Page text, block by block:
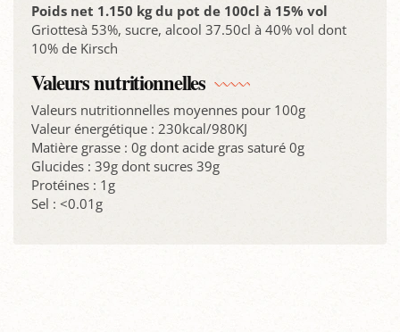
Poids net 1.150 kg du pot de 100cl à 15% vol
Griottesà 53%, sucre, alcool 37.50cl à 40% vol dont
10% de Kirsch
Valeurs nutritionnelles
Valeurs nutritionnelles moyennes pour 100g
Valeur énergétique : 230kcal/980KJ
Matière grasse : 0g dont acide gras saturé 0g
Glucides : 39g dont sucres 39g
Protéines : 1g
Sel : <0.01g